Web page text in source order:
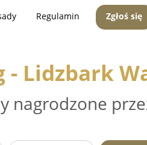
Regulamin Zgłoś się
- Lidzbark
nagrodzone